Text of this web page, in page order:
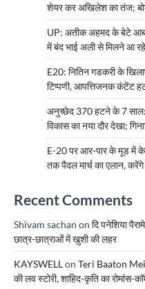
शेयर कर अखिलेश का तंज;
UP: अतीक अहमद के बेटे
में बंद भाई अली से मिलने आ
E20: नितिन गडकरी के
टिप्पणी, आपत्तिजनक कंटेंट
अनुच्छेद 370 हटने के 7 साल:
विकास का नया दौर देखा;
E-20 पर आर-पार के मूड में
तक पैदल मार्च का एलान,
Recent Comments
Shivam sachan on दि पनेशिया
छात्र-छात्राओं में खुशी की लहर
KAYSWELLon Teri Baaton
की लव स्टोरी, शाहिद-कृति का रोमांस-